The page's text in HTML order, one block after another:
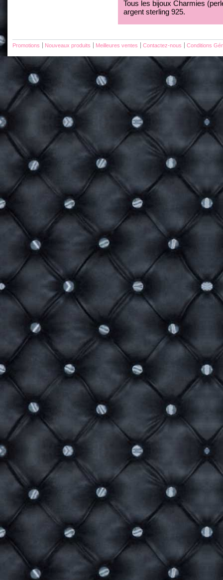
Tous les bijoux Charmies
argent sterling 925.
Promotions Nouveaux produits Meilleures ventes Contactez-nous Conditions